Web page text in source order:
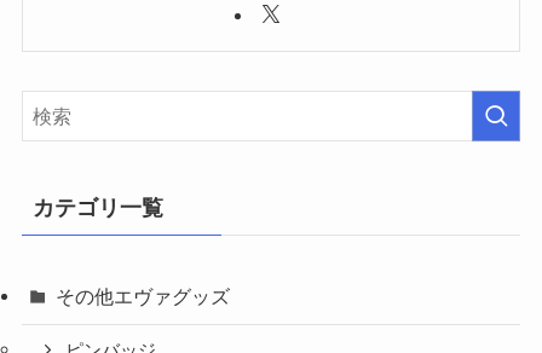
カテゴリ一覧
その他エヴァグッズ